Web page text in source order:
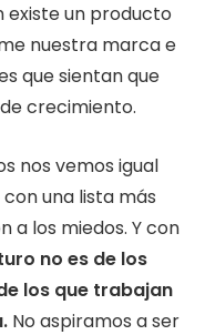
existe un producto
nuestra marca e
que sientan que
crecimiento.
nos vemos igual
una lista más
a los miedos. Y con
no es de los
los que trabajan
No aspiramos a ser